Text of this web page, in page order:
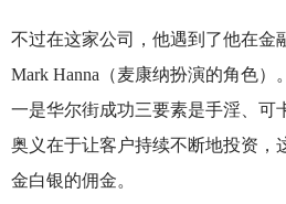
不过在这家公司，他遇到了他在金
Mark Hanna（麦康纳扮演的角色）
一是华尔街成功三要素是手淫、可
奥义在于让客户持续不断地投资，
金白银的佣金。